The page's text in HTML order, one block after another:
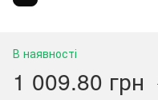
В наявності
1 009.80 грн